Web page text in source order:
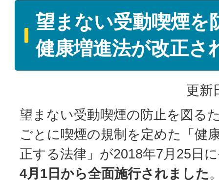
望まない受動喫煙を
健康増進法が改正さ
更新
望まない受動喫煙の防止を図る
ごとに喫煙の規制を定めた「健
正する法律」が2018年7月25日
4月1日から全面施行されました